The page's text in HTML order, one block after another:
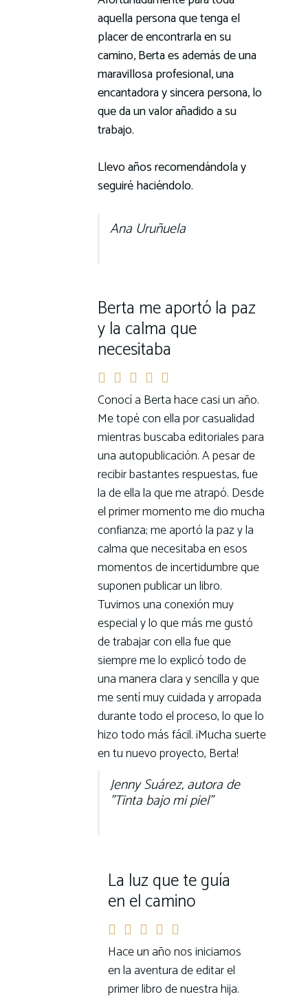
aquella persona que tenga el
placer de encontrarla en su
camino, Berta es además de una
maravillosa profesional, una
encantadora y sincera persona, lo
que da un valor añadido a su
trabajo.
Llevo años recomendándola y
seguiré haciéndolo.
Ana Uruñuela
Berta me aportó la paz
y la calma que
necesitaba
Conocí a Berta hace casi un año.
Me topé con ella por casualidad
mientras buscaba editoriales para
una autopublicación. A pesar de
recibir bastantes respuestas, fue
la de ella la que me atrapó. Desde
el primer momento me dio mucha
confianza; me aportó la paz y la
calma que necesitaba en esos
momentos de incertidumbre que
suponen publicar un libro.
Tuvimos una conexión muy
especial y lo que más me gustó
de trabajar con ella fue que
siempre me lo explicó todo de
una manera clara y sencilla y que
me sentí muy cuidada y arropada
durante todo el proceso, lo que lo
hizo todo más fácil. ¡Mucha suerte
en tu nuevo proyecto, Berta!
Jenny Suárez, autora de
"Tinta bajo mi piel"
La luz que te guía
en el camino
Hace un año nos iniciamos
en la aventura de editar el
primer libro de nuestra hija.